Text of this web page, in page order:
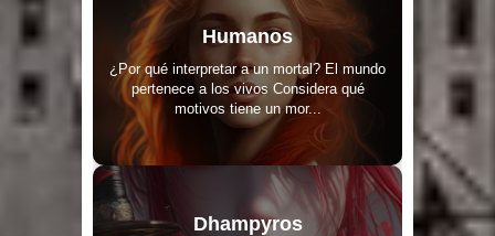
Humanos
¿Por qué interpretar a un mortal? El mundo
pertenece a los vivos Considera qué
motivos tiene un mor...
Dhampyros